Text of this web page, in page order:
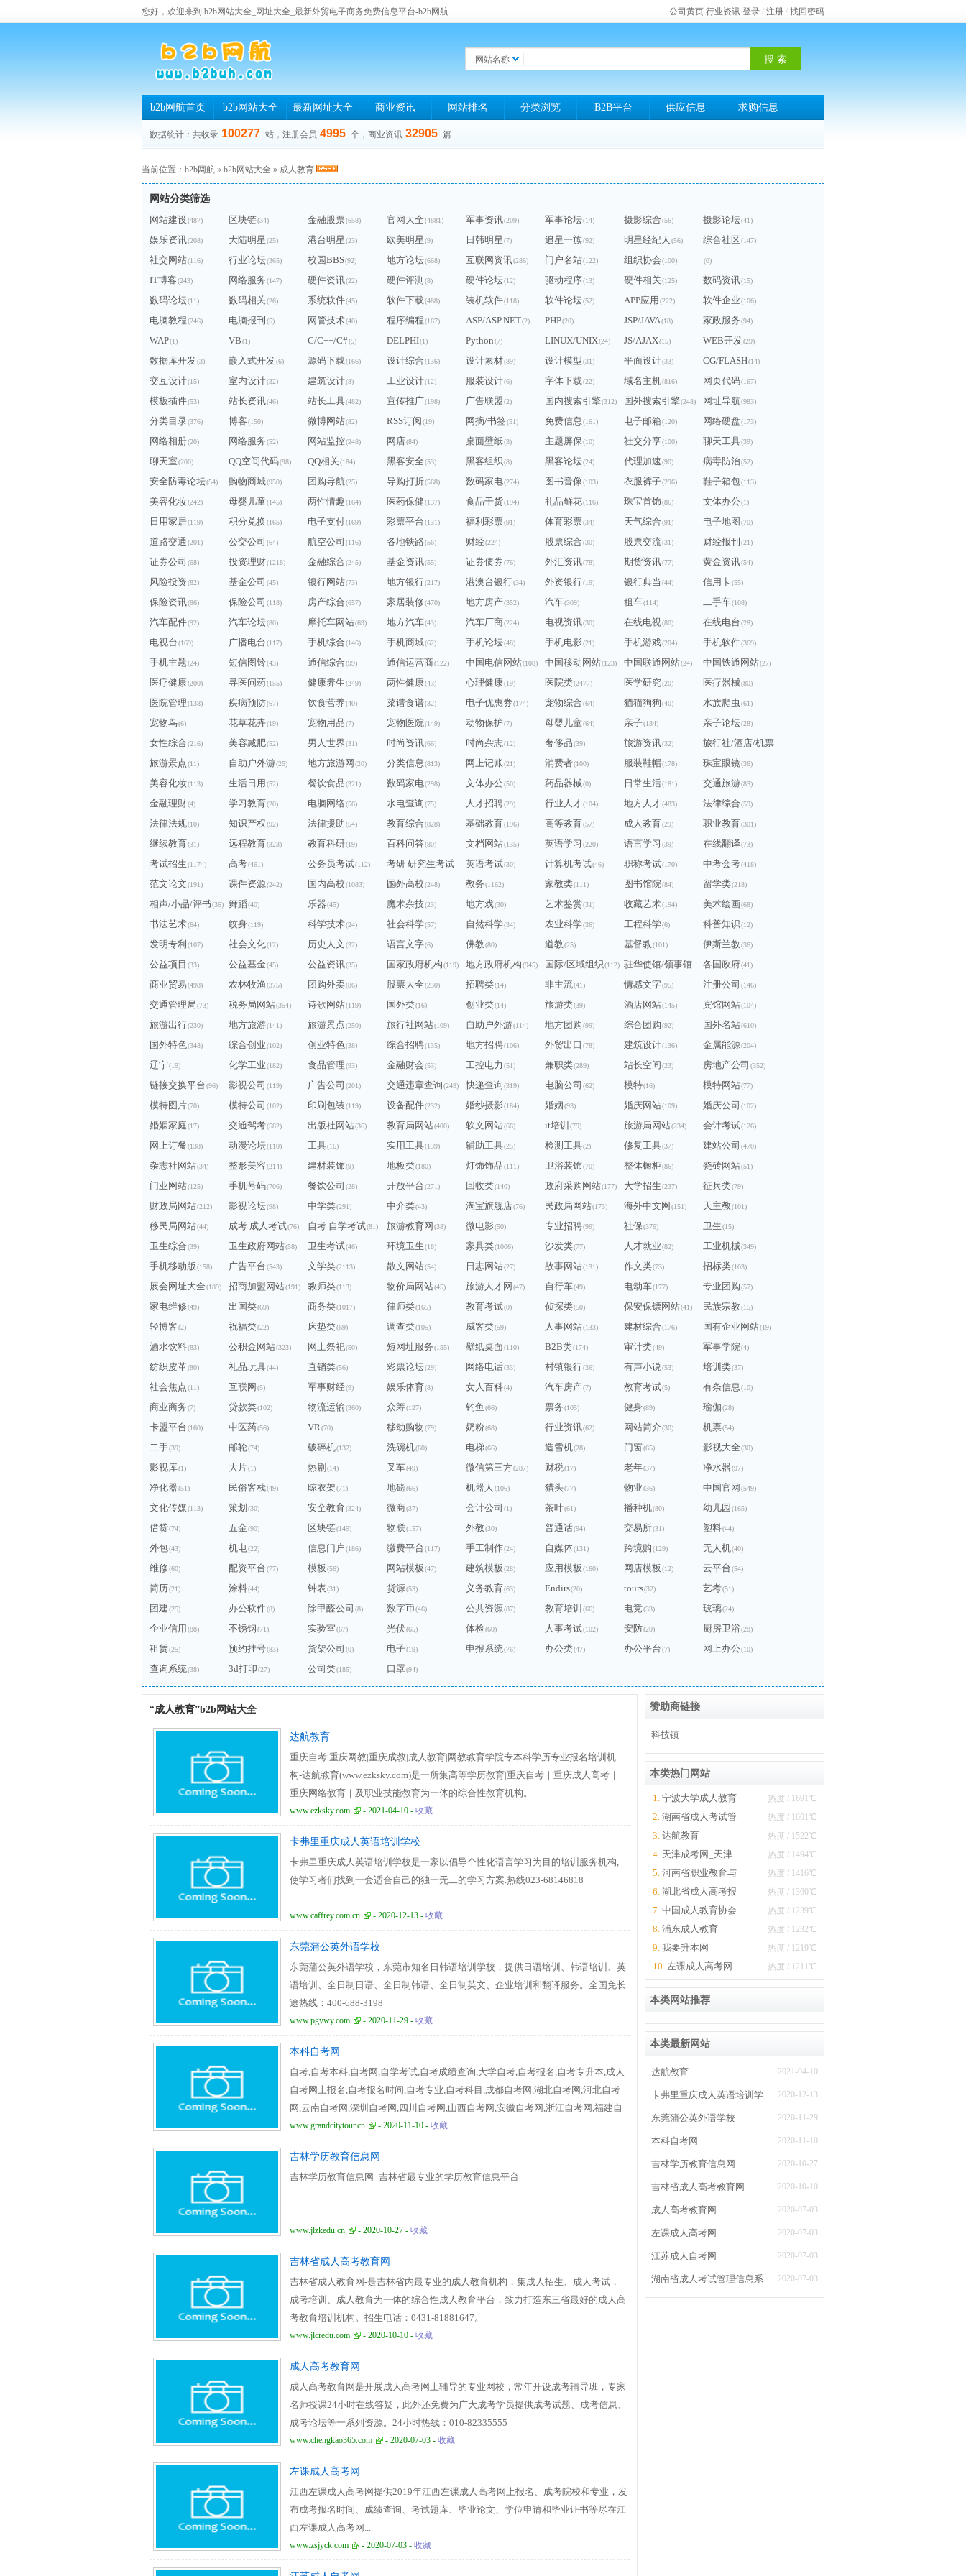
您好，欢迎来到 b2b网站大全_网址大全_最新外贸电子商务免费信息平台-b2b网航 公司黄页 行业资讯 登录 / 注册 / 找回密码
网站名称
b2b网航首页 b2b网站大全 最新网址大全 商业资讯 网站排名 分类浏览 B2B平台 供应信息 求购信息
数据统计：共收录 100277 站，注册会员 4995 个，商业资讯 32905 篇
当前位置： b2b网航 » b2b网站大全 » 成人教育
网站分类筛选
网站建设(487) 区块链(34) 金融股票(658) 官网大全(4881) 军事资讯(209) 军事论坛(14) 摄影综合(56) 摄影论坛(41)
娱乐资讯(208) 大陆明星(25) 港台明星(23) 欧美明星(9) 日韩明星(7) 追星一族(92) 明星经纪人 (56) 综合社区(147)
社交网站(116) 行业论坛(365) 校园BBS(92) 地方论坛(668) 互联网资讯(286) 门户名站(122) 组织协会(100) (0)
IT博客(243) 网络服务(147) 硬件资讯(22) 硬件评测 (8) 硬件论坛(12) 驱动程序(13) 硬件相关(125) 数码资讯(15)
数码论坛(11) 数码相关(26) 系统软件(45) 软件下载(488) 装机软件(118) 软件论坛(52) APP应用 (222) 软件企业(106)
电脑教程(246) 电脑报刊 (5) 网管技术(40) 程序编程(167) ASP/ASP.NET(2) PHP(20) JSP/JAVA(18) 家政服务(94)
WAP(1) VB(1) C/C++/C#(5) DELPHI(1) Python(7) LINUX/UNIX(24) JS/AJAX(15) WEB开发(29)
数据库开发(3) 嵌入式开发(6) 源码下载(166) 设计综合(136) 设计素材(89) 设计模型(31) 平面设计(33) CG/FLASH(14)
交互设计(15) 室内设计(32) 建筑设计(8) 工业设计(12) 服装设计(6) 字体下载(22) 域名主机(816) 网页代码(167)
模板插件(53) 站长资讯(46) 站长工具(482) 宣传推广(198) 广告联盟(2) 国内搜索引擎(312) 国外搜索引擎(248) 网址导航(983)
分类目录(376) 博客(150) 微博网站(82) RSS订阅(19) 网摘/书签(51) 免费信息(161) 电子邮箱(120) 网络硬盘(173)
网络相册(20) 网络服务(52) 网站监控(248) 网店(84) 桌面壁纸(3) 主题屏保(10) 社交分享(100) 聊天工具(39)
聊天室(200) QQ空间代码(98) QQ相关(184) 黑客安全(53) 黑客组织(8) 黑客论坛(24) 代理加速(90) 病毒防治(52)
安全防毒论坛(54) 购物商城(950) 团购导航(25) 导购打折(568) 数码家电(274) 图书音像(103) 衣服裤子(296) 鞋子箱包(113)
美容化妆(242) 母婴儿童(145) 两性情趣(164) 医药保健(137) 食品干货(194) 礼品鲜花(116) 珠宝首饰(86) 文体办公(1)
日用家居(119) 积分兑换(165) 电子支付(169) 彩票平台(131) 福利彩票(91) 体育彩票(34) 天气综合(91) 电子地图 (70)
道路交通(201) 公交公司 (64) 航空公司 (116) 各地铁路(56) 财经(224) 股票综合(30) 股票交流(31) 财经报刊 (21)
证券公司 (68) 投资理财(1218) 金融综合(245) 基金资讯(55) 证券债券(76) 外汇资讯(78) 期货资讯(77) 黄金资讯(54)
风险投资(82) 基金公司 (45) 银行网站(73) 地方银行(217) 港澳台银行(34) 外资银行(19) 银行典当 (44) 信用卡(55)
保险资讯(86) 保险公司 (118) 房产综合(657) 家居装修(470) 地方房产(352) 汽车(309) 租车(114) 二手车(108)
汽车配件(92) 汽车论坛(80) 摩托车网站(69) 地方汽车(43) 汽车厂商(224) 电视资讯(30) 在线电视(80) 在线电台(28)
电视台(169) 广播电台(117) 手机综合(146) 手机商城(62) 手机论坛(48) 手机电影(21) 手机游戏(204) 手机软件(369)
手机主题(24) 短信图铃(43) 通信综合(99) 通信运营商(122) 中国电信网站(108) 中国移动网站(123) 中国联通网站(24) 中国铁通网站(27)
医疗健康(200) 寻医问药(155) 健康养生(249) 两性健康(43) 心理健康(19) 医院类(2477) 医学研究(20) 医疗器械(80)
医院管理(138) 疾病预防(67) 饮食营养(40) 菜谱食谱(32) 电子优惠券(174) 宠物综合(64) 猫猫狗狗(40) 水族爬虫(61)
宠物鸟(6) 花草花卉(19) 宠物用品(7) 宠物医院(149) 动物保护(7) 母婴儿童(64) 亲子(134) 亲子论坛(28)
女性综合(216) 美容减肥(52) 男人世界(31) 时尚资讯(66) 时尚杂志(12) 奢侈品(39) 旅游资讯(32) 旅行社/酒店/机票
(14)
旅游景点(11) 自助户外游(25) 地方旅游网 (20) 分类信息(813) 网上记账(21) 消费者(100) 服装鞋帽(178) 珠宝眼镜(36)
美容化妆(113) 生活日用 (52) 餐饮食品(321) 数码家电(298) 文体办公(50) 药品器械(0) 日常生活(181) 交通旅游(83)
金融理财(4) 学习教育(20) 电脑网络(56) 水电查询(75) 人才招聘(29) 行业人才(104) 地方人才(483) 法律综合(59)
法律法规(10) 知识产权(92) 法律援助(54) 教育综合(828) 基础教育(196) 高等教育(57) 成人教育(29) 职业教育(301)
继续教育(31) 远程教育(323) 教育科研(19) 百科问答(80) 文档网站(135) 英语学习 (220) 语言学习 (39) 在线翻译(73)
考试招生(1174) 高考(461) 公务员考试(112) 考研 研究生考试
(240)
英语考试(30) 计算机考试(46) 职称考试(170) 中考会考(418)
范文论文(191) 课件资源(242) 国内高校(1083) 国外高校(248) 教务(1162) 家教类(111) 图书馆院(84) 留学类(218)
相声/小品/评书(36) 舞蹈(40) 乐器(45) 魔术杂技(23) 地方戏(30) 艺术鉴赏(31) 收藏艺术(194) 美术绘画(68)
书法艺术(64) 纹身(119) 科学技术(24) 社会科学(57) 自然科学(34) 农业科学(36) 工程科学(6) 科普知识(12)
发明专利 (107) 社会文化(12) 历史人文(32) 语言文字(6) 佛教(80) 道教(25) 基督教(101) 伊斯兰教(36)
公益项目 (33) 公益基金(45) 公益资讯(35) 国家政府机构(119) 地方政府机构(945) 国际/区域组织(112) 驻华使馆/领事馆
(76)
各国政府(41)
商业贸易(498) 农林牧渔(375) 团购外卖(86) 股票大全(230) 招聘类(14) 非主流(41) 情感文字(95) 注册公司 (146)
交通管理局(73) 税务局网站(354) 诗歌网站(119) 国外类(16) 创业类(14) 旅游类(39) 酒店网站(145) 宾馆网站(104)
旅游出行(230) 地方旅游(141) 旅游景点(250) 旅行社网站(109) 自助户外游(114) 地方团购(99) 综合团购(92) 国外名站(610)
国外特色(348) 综合创业(102) 创业特色(38) 综合招聘(135) 地方招聘(106) 外贸出口 (78) 建筑设计(136) 金属能源(204)
辽宁(19) 化学工业(182) 食品管理(93) 金融财会(53) 工控电力 (51) 兼职类(289) 站长空间(23) 房地产公司 (352)
链接交换平台(96) 影视公司 (119) 广告公司 (201) 交通违章查询(249) 快递查询(319) 电脑公司 (62) 模特(16) 模特网站(77)
模特图片(70) 模特公司 (102) 印刷包装(119) 设备配件(232) 婚纱摄影(184) 婚姻(93) 婚庆网站(109) 婚庆公司 (102)
婚姻家庭(17) 交通驾考(582) 出版社网站(36) 教育局网站(400) 软文网站(66) it培训 (79) 旅游局网站(234) 会计考试(126)
网上订餐(138) 动漫论坛(110) 工具(16) 实用工具(139) 辅助工具(25) 检测工具(2) 修复工具(37) 建站公司 (470)
杂志社网站(34) 整形美容(214) 建材装饰(9) 地板类(180) 灯饰饰品(111) 卫浴装饰(70) 整体橱柜(86) 瓷砖网站(51)
门业网站(125) 手机号码(706) 餐饮公司 (28) 开放平台(271) 回收类(140) 政府采购网站(177) 大学招生(237) 征兵类(79)
财政局网站(212) 影视论坛(98) 中学类(291) 中介类(43) 淘宝旗舰店(76) 民政局网站(173) 海外中文网 (151) 天主教(101)
移民局网站(44) 成考 成人考试(76) 自考 自学考试(81) 旅游教育网 (38) 微电影(50) 专业招聘(99) 社保(376) 卫生(15)
卫生综合(39) 卫生政府网站(58) 卫生考试(46) 环境卫生(18) 家具类(1006) 沙发类(77) 人才就业(82) 工业机械(349)
手机移动版(158) 广告平台(543) 文学类(2113) 散文网站(54) 日志网站(27) 故事网站(131) 作文类(73) 招标类(103)
展会网址大全(189) 招商加盟网站(191) 教师类(113) 物价局网站(45) 旅游人才网 (47) 自行车(49) 电动车(177) 专业团购(57)
家电维修(49) 出国类(69) 商务类(1017) 律师类(165) 教育考试(0) 侦探类(50) 保安保镖网站(41) 民族宗教(15)
轻博客(2) 祝福类(22) 床垫类(69) 调查类(105) 威客类(59) 人事网站(133) 建材综合(176) 国有企业网站(19)
酒水饮料(83) 公积金网站(323) 网上祭祀(50) 短网址服务(155) 壁纸桌面(110) B2B类(174) 审计类(49) 军事学院(4)
纺织皮革(80) 礼品玩具(44) 直销类(56) 彩票论坛(29) 网络电话(33) 村镇银行(36) 有声小说(53) 培训类(37)
社会焦点(11) 互联网 (5) 军事财经(9) 娱乐体育(8) 女人百科(4) 汽车房产(7) 教育考试(5) 有条信息(10)
商业商务(7) 贷款类(102) 物流运输(360) 众筹(127) 钓鱼 (66) 票务(105) 健身(89) 瑜伽(28)
卡盟平台(160) 中医药(56) VR(70) 移动购物(79) 奶粉(68) 行业资讯(62) 网站简介(30) 机票(54)
二手(39) 邮轮(74) 破碎机(132) 洗碗机(60) 电梯(66) 造雪机(28) 门窗(65) 影视大全(30)
影视库(1) 大片(1) 热剧 (14) 叉车(49) 微信第三方(287) 财税(17) 老年(37) 净水器(97)
净化器(51) 民俗客栈(49) 晾衣架(71) 地磅(66) 机器人 (106) 猎头(77) 物业(36) 中国官网 (549)
文化传媒(113) 策划 (30) 安全教育(324) 微商(37) 会计公司 (1) 茶叶(61) 播种机(80) 幼儿园 (165)
借贷(74) 五金(90) 区块链(149) 物联(157) 外教(30) 普通话(94) 交易所(31) 塑料(44)
外包(43) 机电(22) 信息门户(186) 缴费平台(117) 手工制作(24) 自媒体(131) 跨境购(129) 无人机(40)
维修(60) 配资平台(77) 模板(56) 网站模板(47) 建筑模板(28) 应用模板(160) 网店模板(12) 云平台(54)
简历(21) 涂料(44) 钟表(31) 货源(53) 义务教育(63) Endirs(20) tours(32) 艺考(51)
团建(25) 办公软件(8) 除甲醛公司 (8) 数字币(46) 公共资源(87) 教育培训 (66) 电竞(33) 玻璃(24)
企业信用 (88) 不锈钢(71) 实验室(67) 光伏(65) 体检(60) 人事考试(102) 安防(20) 厨房卫浴(28)
租赁(25) 预约挂号(83) 货架公司 (0) 电子(19) 申报系统(76) 办公类(47) 办公平台(7) 网上办公(10)
查询系统(38) 3d打印(27) 公司类(185) 口罩(94)
“成人教育”b2b网站大全
达航教育
重庆自考|重庆网教|重庆成教|成人教育|网教教育学院专本科学历专业报名培训机
构-达航教育(www.ezksky.com)是一所集高等学历教育|重庆自考｜重庆成人高考｜
重庆网络教育｜及职业技能教育为一体的综合性教育机构。
www.ezksky.com - 2021-04-10 - 收藏
卡弗里重庆成人英语培训学校
卡弗里重庆成人英语培训学校是一家以倡导个性化语言学习为目的培训服务机构,
使学习者们找到一套适合自己的独一无二的学习方案.热线023-68146818
www.caffrey.com.cn - 2020-12-13 - 收藏
东莞蒲公英外语学校
东莞蒲公英外语学校，东莞市知名日韩语培训学校，提供日语培训、韩语培训、英
语培训、全日制日语、全日制韩语、全日制英文、企业培训和翻译服务。全国免长
途热线：400-688-3198
www.pgywy.com - 2020-11-29 - 收藏
本科自考网
自考,自考本科,自考网,自学考试,自考成绩查询,大学自考,自考报名,自考专升本,成人
自考网上报名,自考报名时间,自考专业,自考科目,成都自考网,湖北自考网,河北自考
网,云南自考网,深圳自考网,四川自考网,山西自考网,安徽自考网,浙江自考网,福建自
考网,广州自考网,山东自考网
www.grandcitytour.cn - 2020-11-10 - 收藏
吉林学历教育信息网
吉林学历教育信息网_吉林省最专业的学历教育信息平台
www.jlzkedu.cn - 2020-10-27 - 收藏
吉林省成人高考教育网
吉林省成人教育网-是吉林省内最专业的成人教育机构，集成人招生、成人考试，
成考培训、成人教育为一体的综合性成人教育平台，致力打造东三省最好的成人高
考教育培训机构。招生电话：0431-81881647。
www.jlcredu.com - 2020-10-10 - 收藏
成人高考教育网
成人高考教育网是开展成人高考网上辅导的专业网校，常年开设成考辅导班，专家
名师授课24小时在线答疑，此外还免费为广大成考学员提供成考试题、成考信息、
成考论坛等一系列资源。24小时热线：010-82335555
www.chengkao365.com - 2020-07-03 - 收藏
左课成人高考网
江西左课成人高考网提供2019年江西左课成人高考网上报名、成考院校和专业，发
布成考报名时间、成绩查询、考试题库、毕业论文、学位申请和毕业证书等尽在江
西左课成人高考网...
www.zsjyck.com - 2020-07-03 - 收藏
赞助商链接
科技镇
本类热门网站
热度 / 1691℃
1. 宁波大学成人教育
学院
热度 / 1601℃
2. 湖南省成人考试管
理信息系统
热度 / 1522℃
3. 达航教育
热度 / 1494℃
4. 天津成考网_天津
成人高考网
热度 / 1416℃
5. 河南省职业教育与
成人教育网
热度 / 1360℃
6. 湖北省成人高考报
名系统
热度 / 1239℃
7. 中国成人教育协会
南方教育中心
热度 / 1232℃
8. 浦东成人教育
热度 / 1219℃
9. 我要升本网
热度 / 1211℃
10. 左课成人高考网
本类网站推荐
本类最新网站
2021-04-10
达航教育
2020-12-13
卡弗里重庆成人英语培训学
2020-11-29
东莞蒲公英外语学校
2020-11-10
本科自考网
2020-10-27
吉林学历教育信息网
2020-10-10
吉林省成人高考教育网
2020-07-03
成人高考教育网
2020-07-03
左课成人高考网
2020-07-03
江苏成人自考网
2020-07-03
湖南省成人考试管理信息系